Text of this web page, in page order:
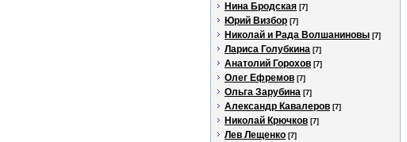
Нина Бродская [7]
Юрий Визбор [7]
Николай и Рада Волшаниновы [7]
Лариса Голубкина [7]
Анатолий Горохов [7]
Олег Ефремов [7]
Ольга Зарубина [7]
Александр Кавалеров [7]
Николай Крючков [7]
Лев Лещенко [7]